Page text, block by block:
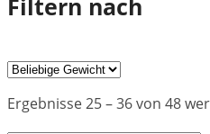
Filtern nach
Ergebnisse 25 – 36 von 48